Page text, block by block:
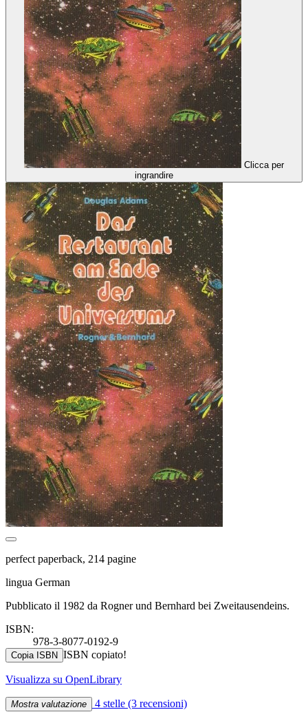
Clicca per
ingrandire
perfect paperback, 214 pagine
lingua German
Pubblicato il 1982 da Rogner und Bernhard bei Zweitausendeins.
ISBN:
978-3-8077-0192-9
Copia ISBN ISBN copiato!
Visualizza su OpenLibrary
Mostra valutazione 4 stelle (3 recensioni)